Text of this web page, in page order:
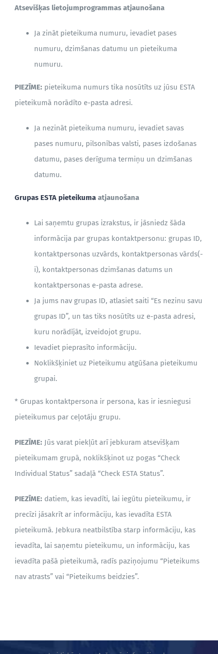
BLOGS
Atsevišķas lietojumprogrammas atjaunošana
Ja zināt pieteikuma numuru, ievadiet pases
numuru, dzimšanas datumu un pieteikuma
numuru.
PIEZĪME: pieteikuma numurs tika nosūtīts uz jūsu ESTA
pieteikumā norādīto e-pasta adresi.
Ja nezināt pieteikuma numuru, ievadiet savas
pases numuru, pilsonības valsti, pases izdošanas
datumu, pases derīguma termiņu un dzimšanas
datumu.
Grupas ESTA pieteikuma atjaunošana
Lai saņemtu grupas izrakstus, ir jāsniedz šāda
informācija par grupas kontaktpersonu: grupas ID,
kontaktpersonas uzvārds, kontaktpersonas vārds(-
i), kontaktpersonas dzimšanas datums un
kontaktpersonas e-pasta adrese.
Ja jums nav grupas ID, atlasiet saiti “Es nezinu savu
grupas ID”, un tas tiks nosūtīts uz e-pasta adresi,
kuru norādījāt, izveidojot grupu.
Ievadiet pieprasīto informāciju.
Noklikšķiniet uz Pieteikumu atgūšana pieteikumu
grupai.
* Grupas kontaktpersona ir persona, kas ir iesniegusi
pieteikumus par ceļotāju grupu.
PIEZĪME: Jūs varat piekļūt arī jebkuram atsevišķam
pieteikumam grupā, noklikšķinot uz pogas “Check
Individual Status” sadaļā “Check ESTA Status”.
PIEZĪME: datiem, kas ievadīti, lai iegūtu pieteikumu, ir
precīzi jāsakrīt ar informāciju, kas ievadīta ESTA
pieteikumā. Jebkura neatbilstība starp informāciju, kas
ievadīta, lai saņemtu pieteikumu, un informāciju, kas
ievadīta pašā pieteikumā, radīs paziņojumu “Pieteikums
nav atrasts” vai “Pieteikums beidzies”.